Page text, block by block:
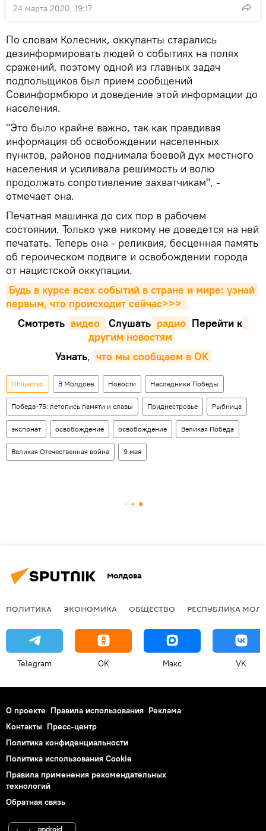
24 марта 2020, 19:17
По словам Колесник, оккупанты старались
дезинформировать людей о событиях на полях
сражений, поэтому одной из главных задач
подпольщиков был прием сообщений
Совинформбюро и доведение этой информации до
населения.
"Это было крайне важно, так как правдивая
информация об освобождении населенных
пунктов, районов поднимала боевой дух местного
населения и усиливала решимость и волю
продолжать сопротивление захватчикам", -
отмечает она.
Печатная машинка до сих пор в рабочем
состоянии. Только уже никому не доведется на ней
печатать. Теперь она - реликвия, бесценная память
об героическом подвиге и освобождении города
от нацистской оккупации.
Будь в курсе всех событий в стране и мире: узнай
первым, что происходит сейчаc>>>
Смотреть видео Cлушать радио Перейти к
другим новостям
Узнать, что мы сообщаем в OK
Общество В Молдове Новости Наследники Победы
Победа-75: летопись памяти и славы Приднестровье Рыбница
экспонат освобождение освобождение Великая Победа
Великая Отечественная война 9 мая
Молдова
ПОЛИТИКА ЭКОНОМИКА ОБЩЕСТВО РЕСПУБЛИКА
Telegram OK Макс VK
О проекте Правила использования Реклама
Контакты Пресс-центр
Политика конфиденциальности
Политика использования Cookie
Правила применения рекомендательных
технологий
Обратная связь